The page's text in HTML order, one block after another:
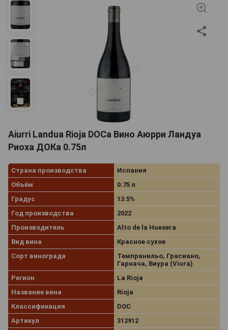
Aiurri Landua Rioja DOCa Вино Аюрри Ландуа
Риоха ДОКа 0.75л
Страна производства
Испания
Объём
0.75 л
Градус
13.5%
Год производства
2022
Производитель
Alto de la Huesera
Вид вина
Красное сухое
Сорт винограда
Темпранильо, Грасиано,
Гарнача, Виура (Viura)
Регион
La Rioja
Название вина
Rioja
Классификация
DOC
Артикул
312912